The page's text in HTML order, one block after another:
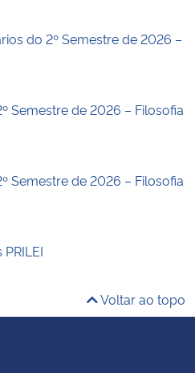
do 2º Semestre de 2026 –
Semestre de 2026 – Filosofia
Semestre de 2026 – Filosofia
Voltar ao topo